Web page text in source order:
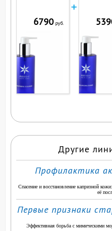
6790 руб.
+
Другие
Профилактика
Спасение и восстановление капризной
её
Первые признаки
Эффективная борьба с мимическими